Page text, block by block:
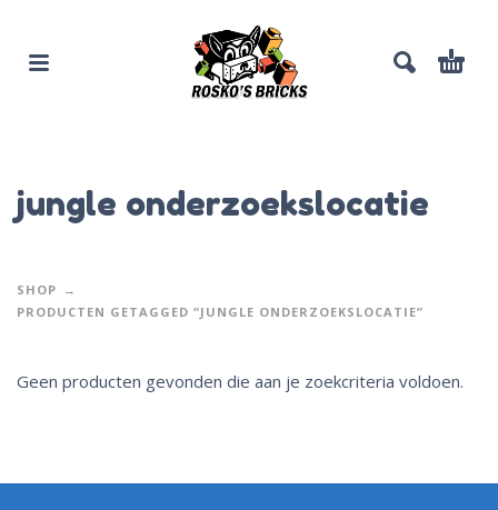
jungle onderzoekslocatie
SHOP
PRODUCTEN GETAGGED “JUNGLE ONDERZOEKSLOCATIE”
Geen producten gevonden die aan je zoekcriteria voldoen.